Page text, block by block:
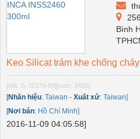
Bình
Keo Silicat trám khe chống
[Mã: G-32370-89][xem: 3436]
[Nhãn hiệu: Taiwan - Xuất xứ: Taiwan]
[Nơi bán: Hồ Chí Minh]
2016-11-09 04:05:58]